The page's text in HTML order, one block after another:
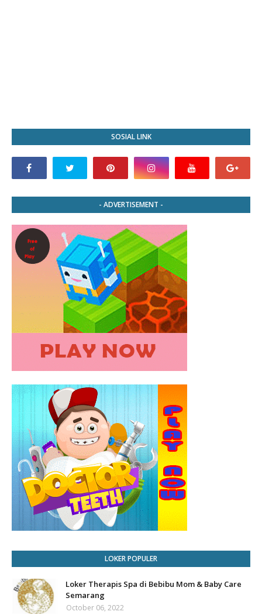
SOSIAL LINK
- ADVERTISEMENT -
LOKER POPULER
Loker Therapis Spa di Bebibu Mom & Baby Care
Semarang
October 06, 2022